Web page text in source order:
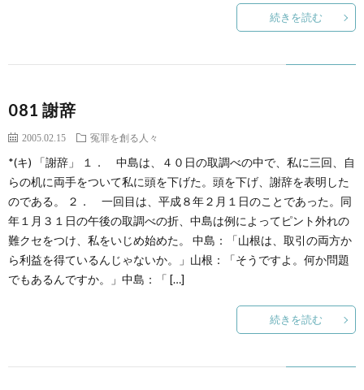
続きを読む
081 謝辞
2005.02.15 冤罪を創る人々
*(キ) 「謝辞」 １． 中島は、４０日の取調べの中で、私に三回、自
らの机に両手をついて私に頭を下げた。頭を下げ、謝辞を表明した
のである。 ２． 一回目は、平成８年２月１日のことであった。同
年１月３１日の午後の取調べの折、中島は例によってピント外れの
難クセをつけ、私をいじめ始めた。 中島：「山根は、取引の両方か
ら利益を得ているんじゃないか。」山根：「そうですよ。何か問題
でもあるんですか。」中島：「 […]
続きを読む